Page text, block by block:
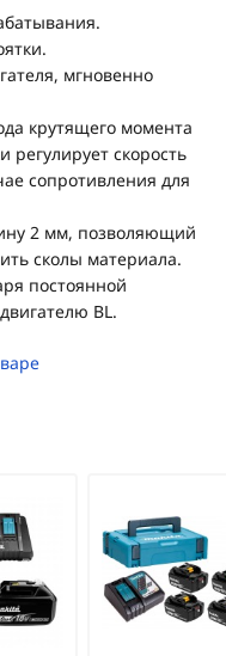
мгновенно
крутящего момента
скорость
сопротивления для
2 мм, позволяющий
сколы материала.
постоянной
BL.